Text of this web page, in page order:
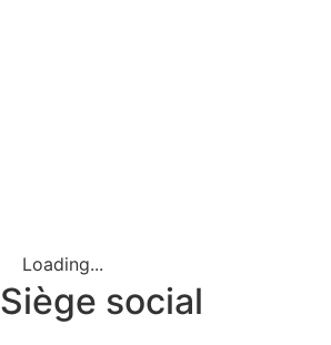
Loading...
Siège social